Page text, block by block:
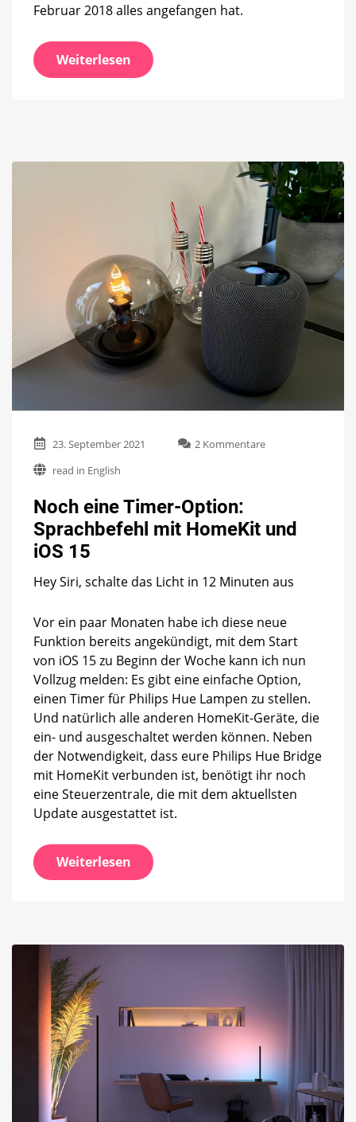
Februar 2018 alles angefangen hat.
Weiterlesen
23. September 2021 2 Kommentarezu
Sprachbefehl
mit
iOS
read in English
Noch eine Timer-Option:
Sprachbefehl mit HomeKit und
iOS 15
Hey Siri, schalte das Licht in 12 Minuten aus
Vor ein paar Monaten habe ich diese neue
Funktion bereits angekündigt, mit dem Start
von iOS 15 zu Beginn der Woche kann ich nun
Vollzug melden: Es gibt eine einfache Option,
einen Timer für Philips Hue Lampen zu stellen.
Und natürlich alle anderen HomeKit-Geräte, die
ein- und ausgeschaltet werden können. Neben
der Notwendigkeit, dass eure Philips Hue Bridge
mit HomeKit verbunden ist, benötigt ihr noch
eine Steuerzentrale, die mit dem aktuellsten
Update ausgestattet ist.
Weiterlesen